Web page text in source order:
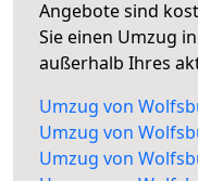
Angebote sind
Sie einen Umzug
außerhalb Ihres
Umzug von
Umzug von
Umzug von